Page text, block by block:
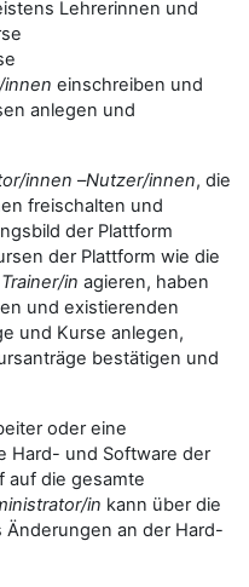
Lehrerinnen und
innen einschreiben und
anlegen und
innen –Nutzer/innen, die
freischalten und
der Plattform
der Plattform wie die
Trainer/in agieren, haben
und existierenden
und Kurse anlegen,
bestätigen und
oder eine
Hard- und Software der
auf die gesamte
in kann über die
Änderungen an der Hard-